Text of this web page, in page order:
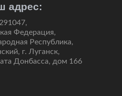
адрес:
291047,
Федерация,
Республика,
г. Луганск,
Донбасса, дом 166